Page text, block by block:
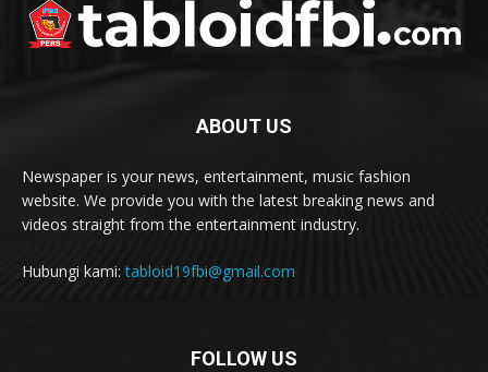
ABOUT US
Newspaper is your news, entertainment, music fashion
website. We provide you with the latest breaking news and
videos straight from the entertainment industry.
Hubungi kami:tabloid19fbi@gmail.com
FOLLOW US